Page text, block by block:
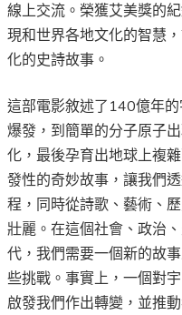
線上交流。榮獲艾美獎的
現和世界各地文化的智慧
化的史詩故事。
這部電影敘述了140億年
爆發，到簡單的分子原子
化，最後孕育出地球上複
發性的奇妙故事，讓我們
程，同時從詩歌、藝術、
壯麗。在這個社會、政治
代，我們需要一個新的故
些挑戰。事實上，一個對
啟發我們作出轉變，並推